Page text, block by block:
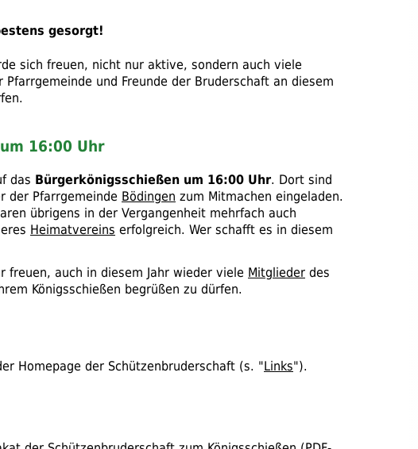
gesorgt!
sich freuen, nicht nur aktive, sondern auch viele
und Freunde der Bruderschaft an diesem
16:00 Uhr
das Bürgerkönigsschießen um 16:00 Uhr. Dort sind
der Pfarrgemeinde Bödingen zum Mitmachen eingeladen.
übrigens in der Vergangenheit mehrfach auch
Heimatvereins erfolgreich. Wer schafft es in diesem
freuen, auch in diesem Jahr wieder viele Mitglieder des
Königsschießen begrüßen zu dürfen.
Homepage der Schützenbruderschaft (s. "Links").